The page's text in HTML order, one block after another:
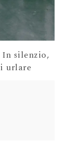
In silenzio,
urlare